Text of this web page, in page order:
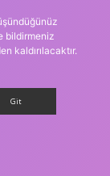
bildirmeniz
kaldırılacaktır.